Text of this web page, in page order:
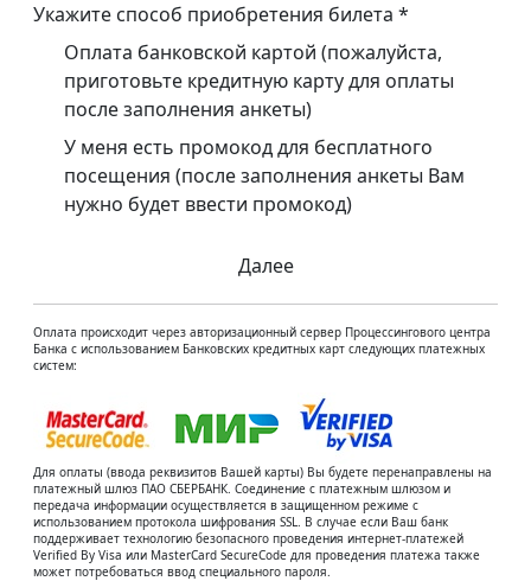
Укажите способ приобретения билета *
Оплата банковской картой (пожалуйста,
приготовьте кредитную карту для оплаты
после заполнения анкеты)
У меня есть промокод для бесплатного
посещения (после заполнения анкеты Вам
нужно будет ввести промокод)
Далее
Оплата происходит через авторизационный сервер Процессингового центра
Банка с использованием Банковских кредитных карт следующих платежных
систем:
Для оплаты (ввода реквизитов Вашей карты) Вы будете перенаправлены на
платежный шлюз ПАО СБЕРБАНК. Соединение с платежным шлюзом и
передача информации осуществляется в защищенном режиме с
использованием протокола шифрования SSL. В случае если Ваш банк
поддерживает технологию безопасного проведения интернет-платежей
Verified By Visa или MasterCard SecureCode для проведения платежа также
может потребоваться ввод специального пароля.